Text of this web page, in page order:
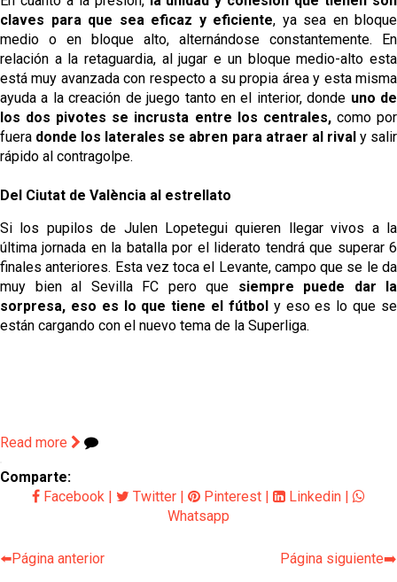
claves para que sea eficaz y eficiente, ya sea en bloque
medio o en bloque alto, alternándose constantemente. En
relación a la retaguardia, al jugar e un bloque medio-alto esta
está muy avanzada con respecto a su propia área y esta misma
ayuda a la creación de juego tanto en el interior, donde uno de
los dos pivotes se incrusta entre los centrales,como por
fuera donde los laterales se abren para atraer al rival y salir
rápido al contragolpe.
Del Ciutat de València al estrellato
Si los pupilos de Julen Lopetegui quieren llegar vivos a la
última jornada en la batalla por el liderato tendrá que superar 6
finales anteriores. Esta vez toca el Levante, campo que se le da
muy bien al Sevilla FC pero que siempre puede dar la
sorpresa, eso es lo que tiene el fútboly eso es lo que se
están cargando con el nuevo tema de la Superliga.
Read more
Comparte:
Facebook | Twitter | Pinterest | Linkedin |
Whatsapp
⬅️Página anterior Página siguiente➡️